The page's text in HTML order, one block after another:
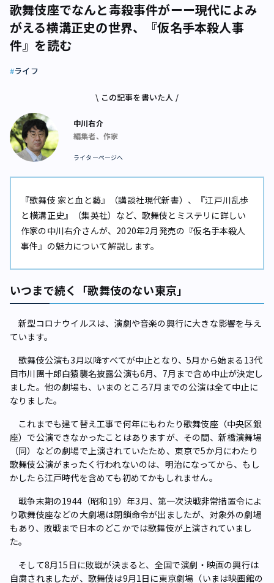
歌舞伎座でなんと毒殺事件がーー現代によみ
がえる横溝正史の世界、『仮名手本殺人事
件』を読む
ライフ
\ この記事を書いた人 /
中川右介
編集者、作家
ライターページへ
『歌舞伎 家と血と藝』（講談社現代新書）、『江戸川乱歩
と横溝正史』（集英社）など、歌舞伎とミステリに詳しい
作家の中川右介さんが、2020年2月発売の『仮名手本殺人
事件』の魅力について解説します。
いつまで続く「歌舞伎のない東京」
新型コロナウイルスは、演劇や音楽の興行に大きな影響を与え
ています。
歌舞伎公演も3月以降すべてが中止となり、5月から始まる13代
目市川團十郎白猿襲名披露公演も6月、7月まで含め中止が決定し
ました。他の劇場も、いまのところ7月までの公演は全て中止に
なりました。
これまでも建て替え工事で何年にもわたり歌舞伎座（中央区銀
座）で公演できなかったことはありますが、その間、新橋演舞場
（同）などの劇場で上演されていたため、東京で5か月にわたり
歌舞伎公演がまったく行われないのは、明治になってから、もし
かしたら江戸時代を含めても初めてかもしれません。
戦争末期の1944（昭和19）年3月、第一次決戦非常措置令によ
り歌舞伎座などの大劇場は閉鎖命令が出ましたが、対象外の劇場
もあり、敗戦まで日本のどこかでは歌舞伎が上演されていまし
た。
そして8月15日に敗戦が決まると、全国で演劇・映画の興行は
自粛されましたが、歌舞伎は9月1日に東京劇場（いまは映画館の